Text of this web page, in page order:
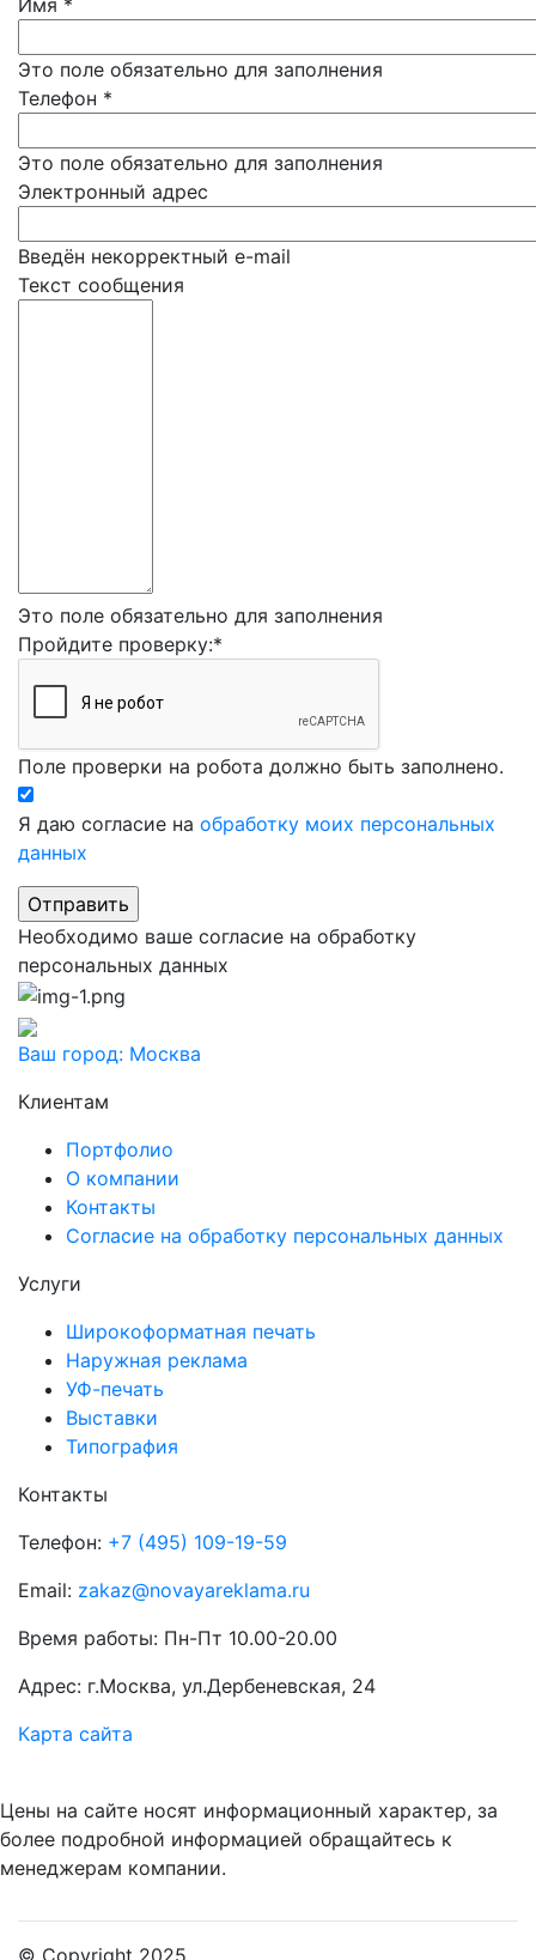
Имя *
Это поле обязательно для заполнения
Телефон *
Это поле обязательно для заполнения
Электронный адрес
Введён некорректный e-mail
Текст сообщения
Это поле обязательно для заполнения
Пройдите проверку:*
Поле проверки на робота должно быть заполнено.
Я даю согласие на обработку моих персональных
данных
Необходимо ваше согласие на обработку
персональных данных
Ваш город: Москва
Клиентам
Портфолио
О компании
Контакты
Согласие на обработку персональных данных
Услуги
Широкоформатная печать
Наружная реклама
УФ-печать
Выставки
Типография
Контакты
Телефон: +7 (495) 109-19-59
Email: zakaz@novayareklama.ru
Время работы: Пн-Пт 10.00-20.00
Адрес: г.Москва, ул.Дербеневская, 24
Карта сайта
Цены на сайте носят информационный характер, за
более подробной информацией обращайтесь к
менеджерам компании.